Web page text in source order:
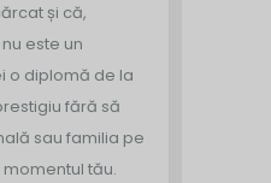
și că,
este un
o diplomă de la
fără să
sau familia pe
tău.